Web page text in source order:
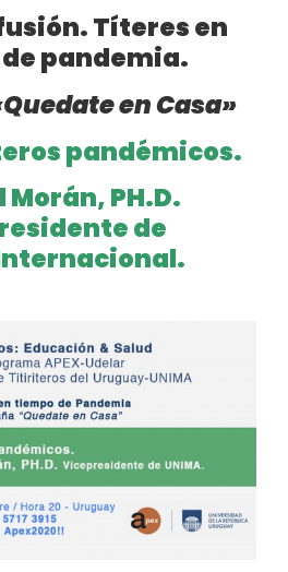
Títeres en
pandemia.
en Casa»
pandémicos.
Morán, PH.D.
de